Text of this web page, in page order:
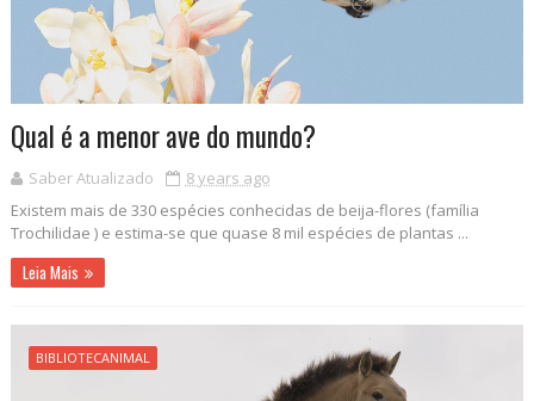
Qual é a menor ave do mundo?
Saber Atualizado
8 years ago
Existem mais de 330 espécies conhecidas de beija-flores (família
Trochilidae ) e estima-se que quase 8 mil espécies de plantas ...
Leia Mais
BIBLIOTECANIMAL